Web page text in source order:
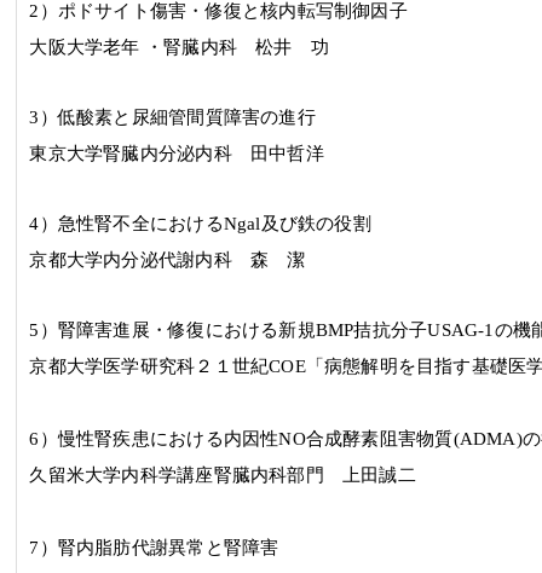
2 ）ポドサイト傷害・修復と核内転写制御因子
大阪大学老年 ・腎臓内科 松井 功
3 ）低酸素と尿細管間質障害の進行
東京大学腎臓内分泌内科 田中哲洋
4）急性腎不全におけるNgal及び鉄の役割
京都大学内分泌代謝内科 森 潔
5 ）腎障害進展・修復における新規BMP拮抗分子USAG-1 の機
京都大学医学研究科２１世紀COE「病態解明を目指す基礎医
6 ）慢性腎疾患における内因性NO合成酵素阻害物質(ADMA)
久留米大学内科学講座腎臓内科部門 上田誠二
7 ）腎内脂肪代謝異常と腎障害